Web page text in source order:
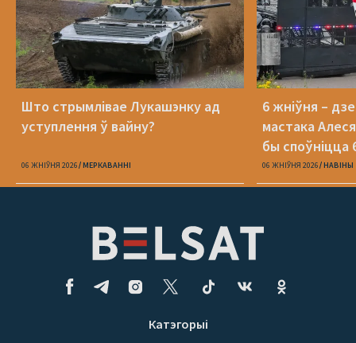
Што стрымлівае Лукашэнку ад
уступлення ў вайну?
06 ЖНІЎНЯ 2026 МЕРКАВАННI
6 жніўня –
мастака
бы споўніцца
06 ЖНІЎНЯ 2026 НАВІНЫ
Катэгорыі